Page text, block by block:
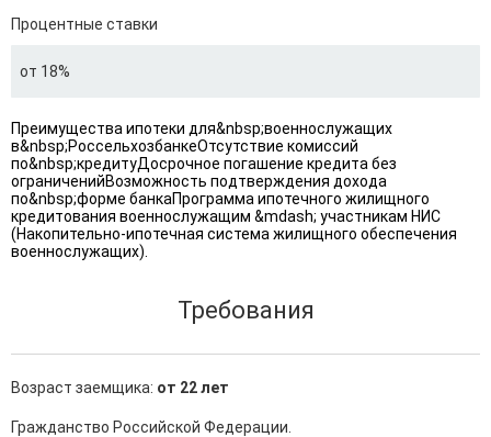
Процентные ставки
от 18%
Преимущества ипотеки для&nbsp;военнослужащих
в&nbsp;РоссельхозбанкеОтсутствие комиссий
по&nbsp;кредитуДосрочное погашение кредита без
ограниченийВозможность подтверждения дохода
по&nbsp;форме банкаПрограмма ипотечного жилищного
кредитования военнослужащим &mdash; участникам НИС
(Накопительно-ипотечная система жилищного обеспечения
военнослужащих).
Требования
Возраст заемщика: от 22 лет
Гражданство Российской Федерации.